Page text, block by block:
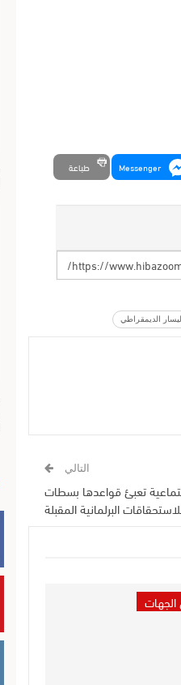
Messenger طباعة
الديمقراطي
التالي
تعبئ قواعدها بسطات
البرلمانية المقبلة
الجهات